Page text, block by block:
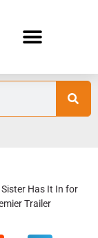
Sister Has It In for
Trailer